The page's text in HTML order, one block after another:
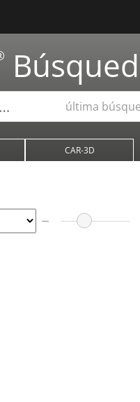
última
CAR-3D